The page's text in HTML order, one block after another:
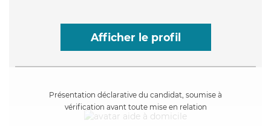
Afficher le profil
Présentation déclarative du candidat, soumise à
vérification avant toute mise en relation